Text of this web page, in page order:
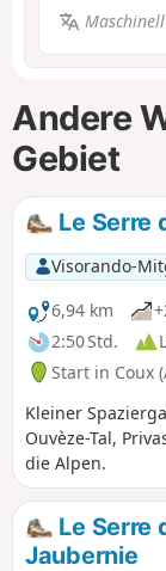
Andere
Gebiet
Le Serre
Visorando-
6,94 km
2:50 Std.
Start in Coux
Kleiner
Ouvèze-Tal,
die Alpen.
Le Serre
Jaubernie